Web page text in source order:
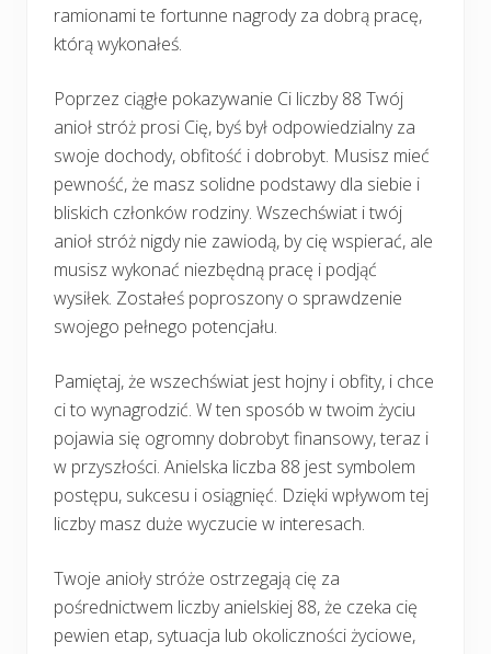
ramionami te fortunne nagrody za dobrą pracę,
którą wykonałeś.
Poprzez ciągłe pokazywanie Ci liczby 88 Twój
anioł stróż prosi Cię, byś był odpowiedzialny za
swoje dochody, obfitość i dobrobyt. Musisz mieć
pewność, że masz solidne podstawy dla siebie i
bliskich członków rodziny. Wszechświat i twój
anioł stróż nigdy nie zawiodą, by cię wspierać, ale
musisz wykonać niezbędną pracę i podjąć
wysiłek. Zostałeś poproszony o sprawdzenie
swojego pełnego potencjału.
Pamiętaj, że wszechświat jest hojny i obfity, i chce
ci to wynagrodzić. W ten sposób w twoim życiu
pojawia się ogromny dobrobyt finansowy, teraz i
w przyszłości. Anielska liczba 88 jest symbolem
postępu, sukcesu i osiągnięć. Dzięki wpływom tej
liczby masz duże wyczucie w interesach.
Twoje anioły stróże ostrzegają cię za
pośrednictwem liczby anielskiej 88, że czeka cię
pewien etap, sytuacja lub okoliczności życiowe,